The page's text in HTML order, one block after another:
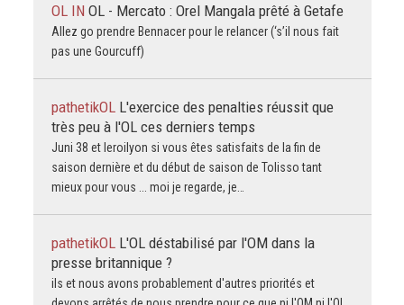
OL IN OL - Mercato : Orel Mangala prêté à Getafe
Allez go prendre Bennacer pour le relancer (‘s’il nous fait
pas une Gourcuff)
pathetikOL L'exercice des penalties réussit que
très peu à l'OL ces derniers temps
Juni 38 et leroilyon si vous êtes satisfaits de la fin de
saison dernière et du début de saison de Tolisso tant
mieux pour vous ... moi je regarde, je…
pathetikOL L'OL déstabilisé par l'OM dans la
presse britannique ?
ils et nous avons probablement d'autres priorités et